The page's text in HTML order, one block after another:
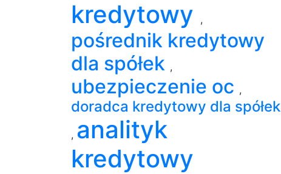
kredytowy
,
pośrednik kredytowy
dla spółek ,
ubezpieczenie oc ,
doradca kredytowy dla spółek
, analityk
kredytowy